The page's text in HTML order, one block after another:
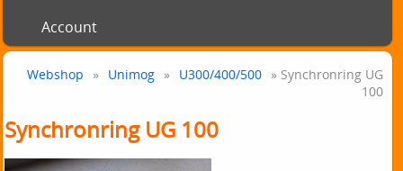
Account
Webshop » Unimog » U300/400/500 » Synchronring UG
100
Synchronring UG 100